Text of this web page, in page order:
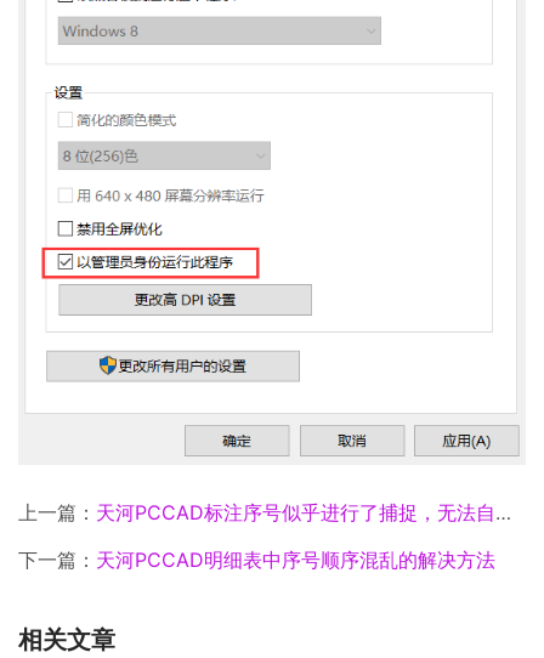
上一篇： 天河PCCAD标注序号似乎进行了捕捉，无法自由移动位置
下一篇： 天河PCCAD明细表中序号顺序混乱的解决方法
相关文章